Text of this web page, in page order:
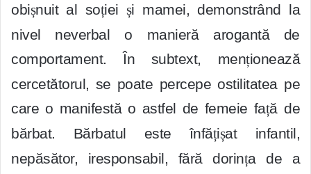
obișnuit al soției și mamei, demonstrând la
nivel neverbal o manieră arogantă de
comportament. În subtext, menționează
cercetătorul, se poate percepe ostilitatea pe
care o manifestă o astfel de femeie față de
bărbat. Bărbatul este înfățișat infantil,
nepăsător, iresponsabil, fără dorința de a